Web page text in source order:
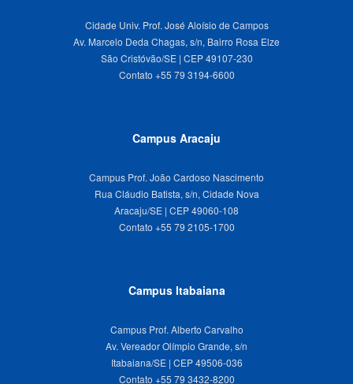
Cidade Univ. Prof. José Aloísio de Campos
Av. Marcelo Deda Chagas, s/n, Bairro Rosa Elze
São Cristóvão/SE | CEP 49107-230
Campus Aracaju
Campus Prof. João Cardoso Nascimento
Rua Cláudio Batista, s/n, Cidade Nova
Aracaju/SE | CEP 49060-108
Campus Itabaiana
Campus Prof. Alberto Carvalho
Av. Vereador Olímpio Grande, s/n
Itabaiana/SE | CEP 49506-036